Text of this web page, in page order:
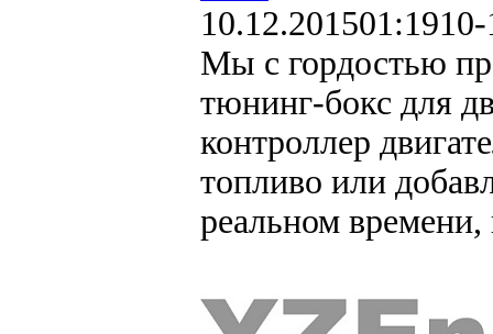
10.12.201501:19
Мы с гордостью
тюнинг-бокс для
контроллер
топливо или
реальном